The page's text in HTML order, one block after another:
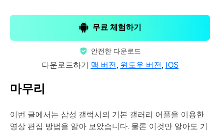
무료 체험하기
안전한 다운로드
다운로드하기 맥 버전, 윈도우 버전, IOS
마무리
이번 글에서는 삼성 갤럭시의 기본 갤러리 어플을 이용한
영상 편집 방법을 알아 보았습니다. 물론 이것만 알아도 기